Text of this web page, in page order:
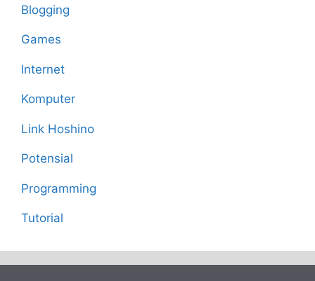
Blogging
Games
Internet
Komputer
Link Hoshino
Potensial
Programming
Tutorial